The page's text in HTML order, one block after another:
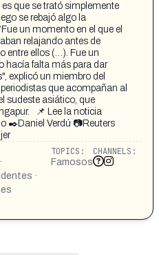
que se trató simplemente
se rebajó algo la
un momento en el que el
relajando antes de
entre ellos (…). Fue un
hacía falta más para dar
explicó un miembro del
que acompañan al
sudeste asiático, que
📌 Lee la noticia
✒️Daniel Verdú⁠ 📷Reuters
·
TOPICS:
Famosos
CHANNELS: